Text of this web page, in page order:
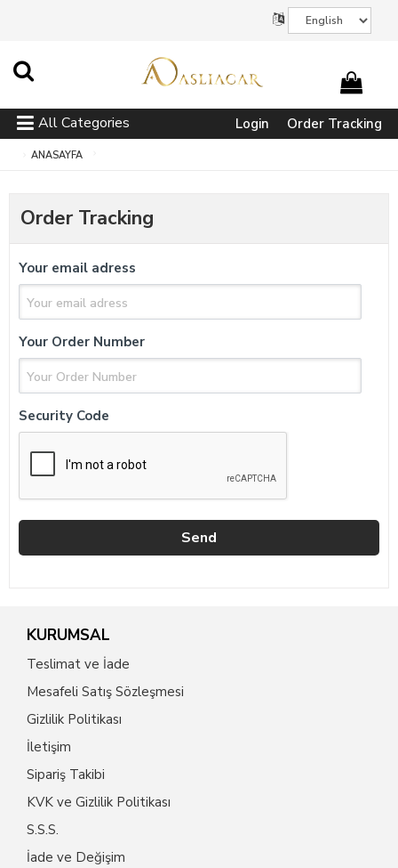
All Categories Login Order Tracking
ANASAYFA
Order Tracking
Your email adress
Your Order Number
Security Code
KURUMSAL
Teslimat ve İade
Mesafeli Satış Sözleşmesi
Gizlilik Politikası
İletişim
Sipariş Takibi
KVK ve Gizlilik Politikası
S.S.S.
İade ve Değişim